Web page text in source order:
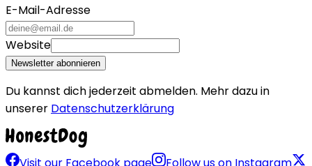
E-Mail-Adresse
Website
Newsletter abonnieren
Du kannst dich jederzeit abmelden. Mehr dazu in
unserer Datenschutzerklärung